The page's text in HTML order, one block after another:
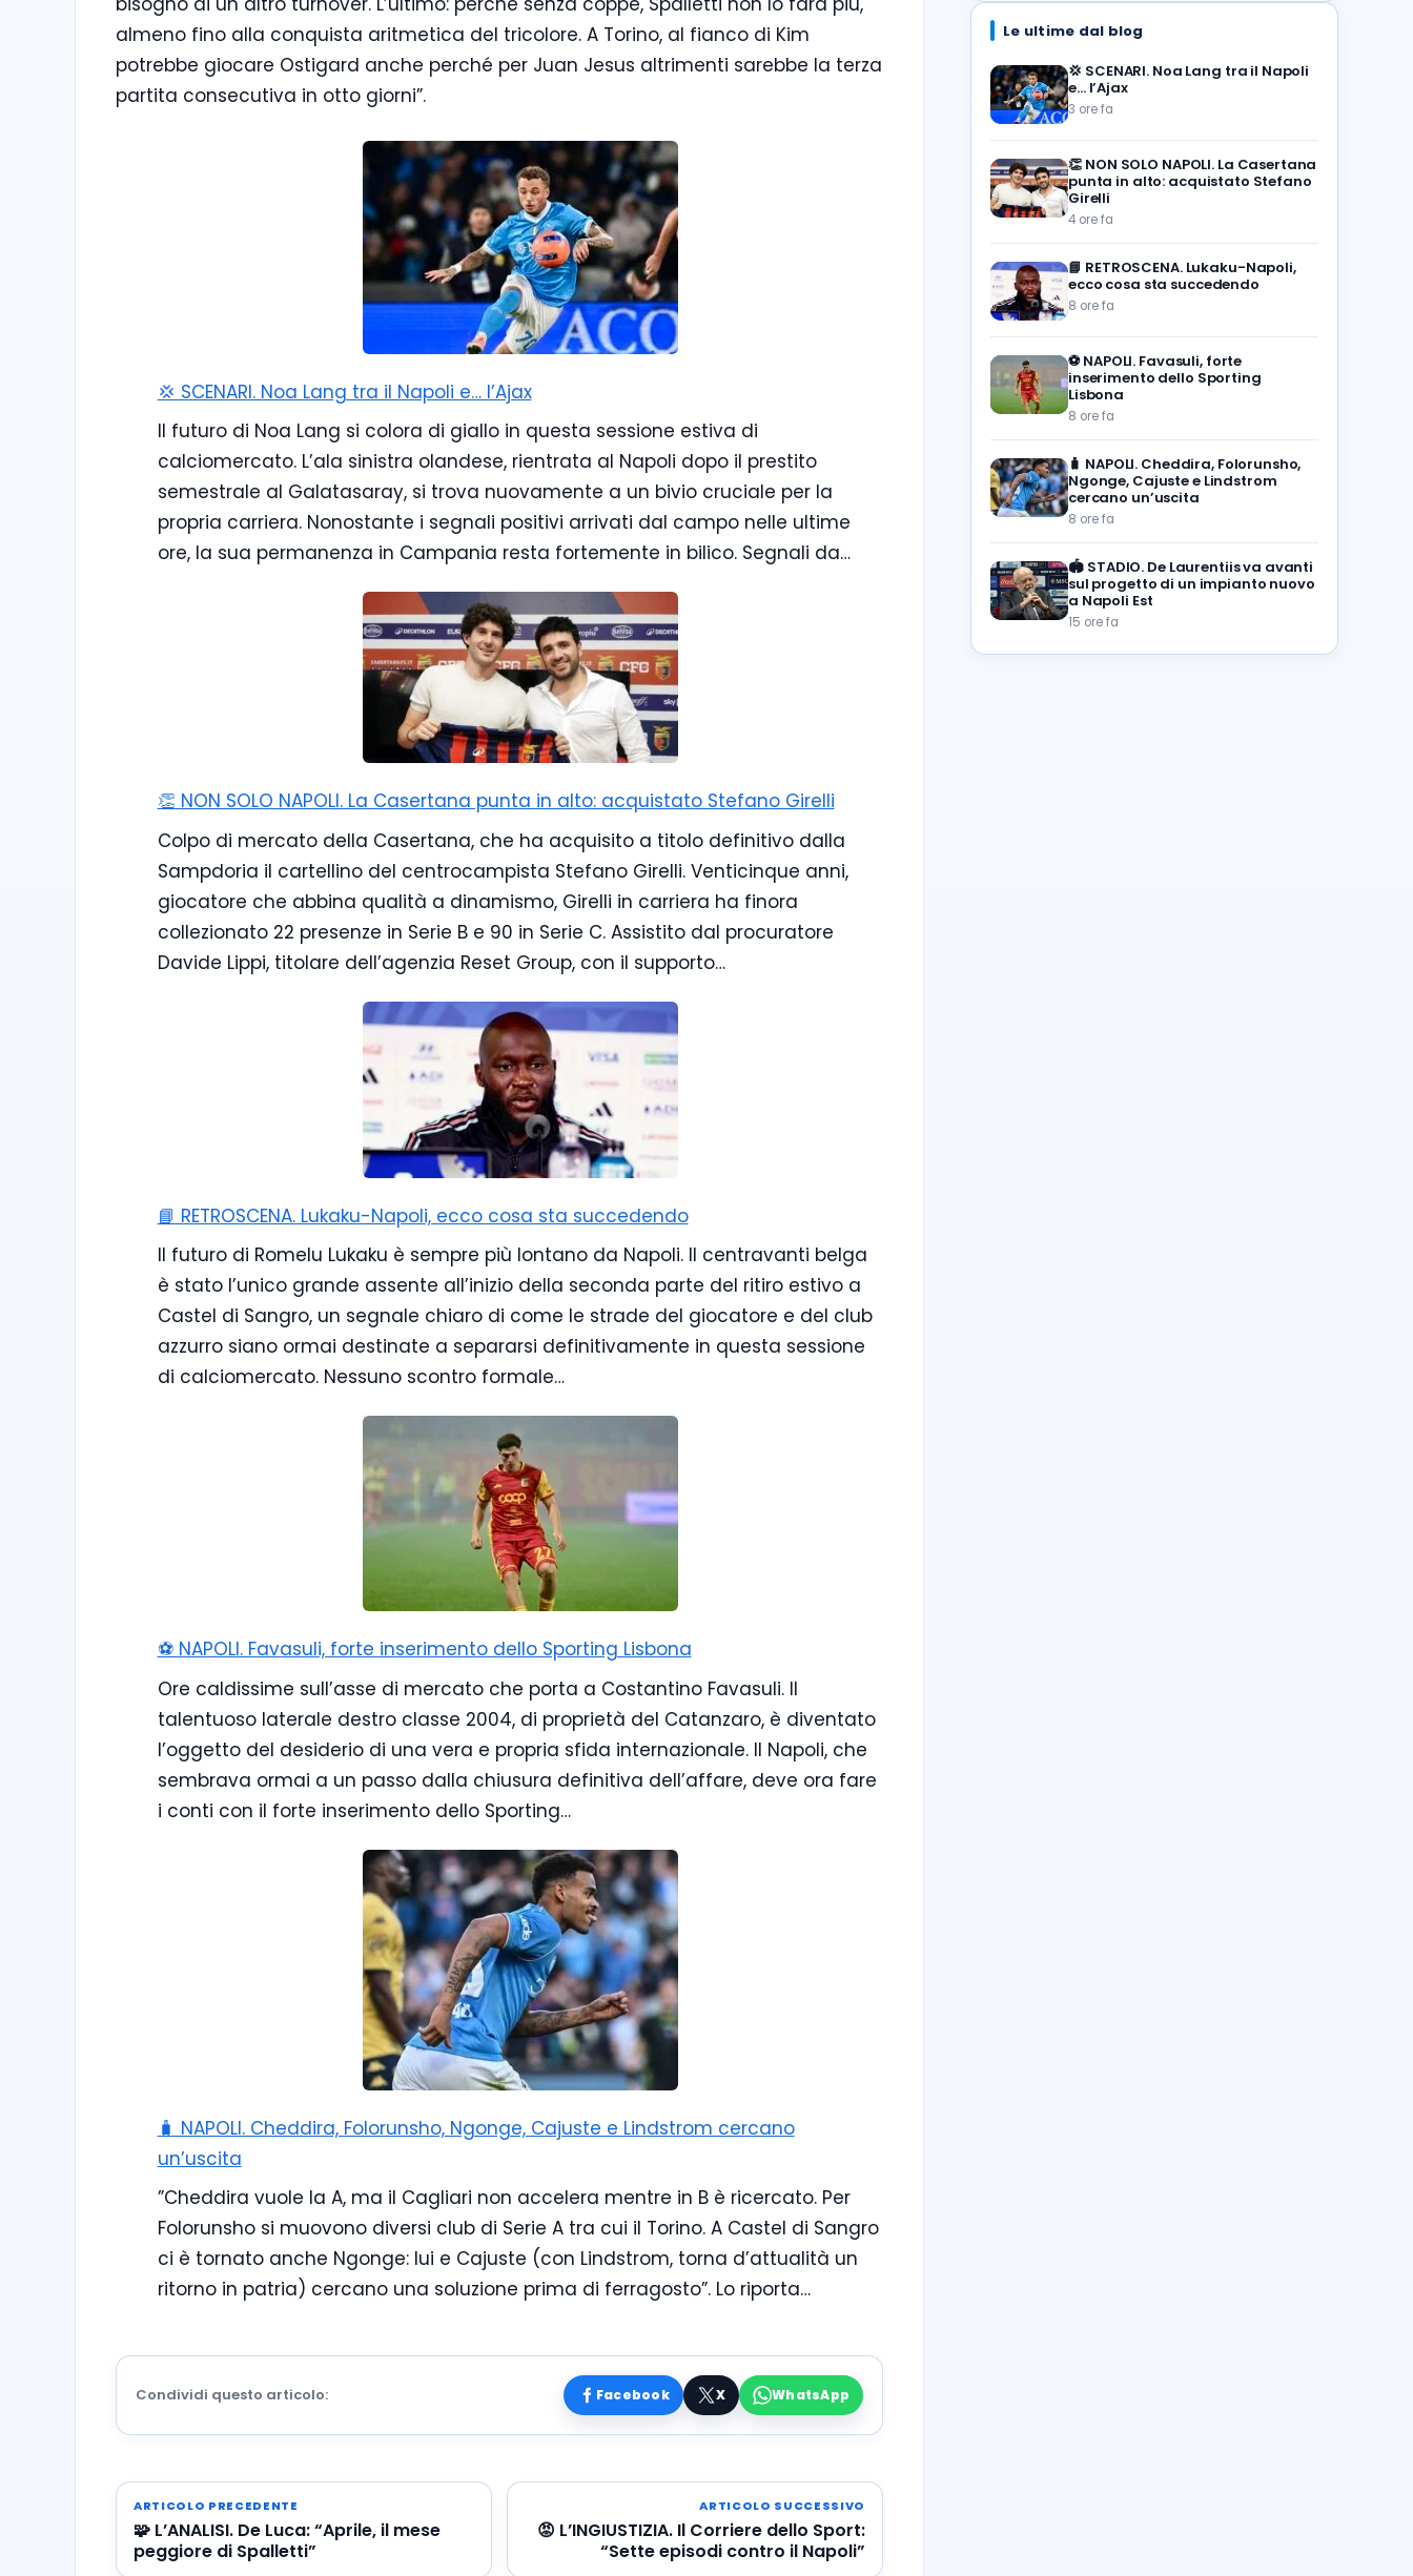
almeno fino alla conquista aritmetica del tricolore. A Torino, al fianco di Kim
potrebbe giocare Ostigard anche perché per Juan Jesus altrimenti sarebbe la terza
partita consecutiva in otto giorni”.
💢 SCENARI. Noa Lang tra il Napoli e… l’Ajax
Il futuro di Noa Lang si colora di giallo in questa sessione estiva di
calciomercato. L’ala sinistra olandese, rientrata al Napoli dopo il prestito
semestrale al Galatasaray, si trova nuovamente a un bivio cruciale per la
propria carriera. Nonostante i segnali positivi arrivati dal campo nelle ultime
ore, la sua permanenza in Campania resta fortemente in bilico. Segnali da…
👏 NON SOLO NAPOLI. La Casertana punta in alto: acquistato Stefano Girelli
Colpo di mercato della Casertana, che ha acquisito a titolo definitivo dalla
Sampdoria il cartellino del centrocampista Stefano Girelli. Venticinque anni,
giocatore che abbina qualità a dinamismo, Girelli in carriera ha finora
collezionato 22 presenze in Serie B e 90 in Serie C. Assistito dal procuratore
Davide Lippi, titolare dell’agenzia Reset Group, con il supporto…
📘 RETROSCENA. Lukaku-Napoli, ecco cosa sta succedendo
Il futuro di Romelu Lukaku è sempre più lontano da Napoli. Il centravanti belga
è stato l’unico grande assente all’inizio della seconda parte del ritiro estivo a
Castel di Sangro, un segnale chiaro di come le strade del giocatore e del club
azzurro siano ormai destinate a separarsi definitivamente in questa sessione
di calciomercato. Nessuno scontro formale…
⚽️ NAPOLI. Favasuli, forte inserimento dello Sporting Lisbona
Ore caldissime sull’asse di mercato che porta a Costantino Favasuli. Il
talentuoso laterale destro classe 2004, di proprietà del Catanzaro, è diventato
l’oggetto del desiderio di una vera e propria sfida internazionale. Il Napoli, che
sembrava ormai a un passo dalla chiusura definitiva dell’affare, deve ora fare
i conti con il forte inserimento dello Sporting…
🧳 NAPOLI. Cheddira, Folorunsho, Ngonge, Cajuste e Lindstrom cercano
un’uscita
”Cheddira vuole la A, ma il Cagliari non accelera mentre in B è ricercato. Per
Folorunsho si muovono diversi club di Serie A tra cui il Torino. A Castel di Sangro
ci è tornato anche Ngonge: lui e Cajuste (con Lindstrom, torna d’attualità un
ritorno in patria) cercano una soluzione prima di ferragosto”. Lo riporta…
Condividi questo articolo: Facebook X WhatsApp
ARTICOLO PRECEDENTE
🧩 L’ANALISI. De Luca: “Aprile, il mese
peggiore di Spalletti”
ARTICOLO SUCCESSIVO
😡 L’INGIUSTIZIA. Il Corriere dello Sport:
“Sette episodi contro il Napoli”
Le ultime dal blog
💢 SCENARI. Noa Lang tra il Napoli
e… l’Ajax
3 ore fa
👏 NON SOLO NAPOLI. La Casertana
punta in alto: acquistato Stefano
Girelli
4 ore fa
📘 RETROSCENA. Lukaku-Napoli,
ecco cosa sta succedendo
8 ore fa
⚽️ NAPOLI. Favasuli, forte
inserimento dello Sporting
Lisbona
8 ore fa
🧳 NAPOLI. Cheddira, Folorunsho,
Ngonge, Cajuste e Lindstrom
cercano un’uscita
8 ore fa
🏟️ STADIO. De Laurentiis va avanti
sul progetto di un impianto nuovo
a Napoli Est
15 ore fa